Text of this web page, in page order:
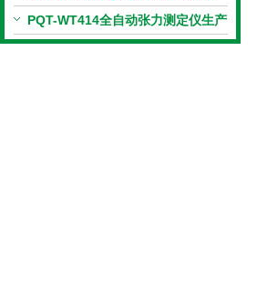
全部实现自动化
PQT-WT414全自动张力测定仪生产
**